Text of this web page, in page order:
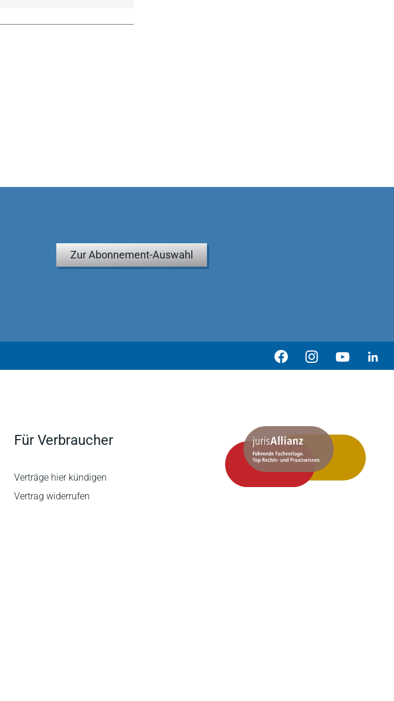
die sich in
für das schnelle
Einrichtungen
bietet dieses Lexikon
praktischem Nutzen und
Neuauflage des
Teilbereichen der
Begleiter.
gesichertes Wissen in
Zur Abonnement-Auswahl
Für Verbraucher
Verträge hier kündigen
Vertrag widerrufen